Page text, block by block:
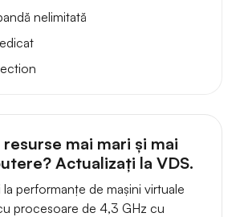
nelimitată
mai mari și mai
Actualizați la VDS.
performanțe de mașini virtuale
procesoare de 4,3 GHz cu